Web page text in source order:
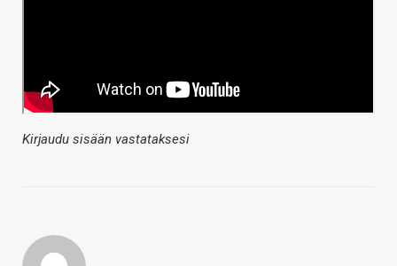
Kirjaudu sisään vastataksesi